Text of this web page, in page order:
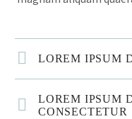
LOREM IPSUM
LOREM IPSUM
CONSECTETUR